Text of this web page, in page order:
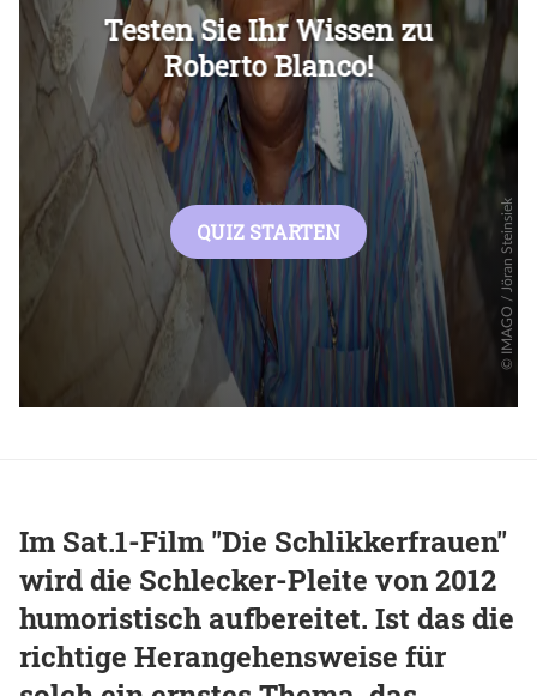
Überspringen
Im Sat.1-Film "Die Schlikkerfrauen"
wird die Schlecker-Pleite von 2012
humoristisch aufbereitet. Ist das die
richtige Herangehensweise für